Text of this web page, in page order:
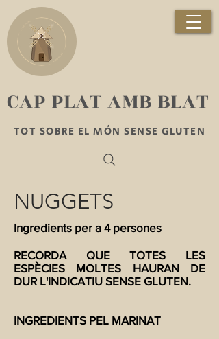
TOT SOBRE EL MÓN SENSE GLUTEN
​CAP PLAT AMB BLAT
NUGGETS
Ingredients per a 4 persones
RECORDA QUE TOTES LES
ESPÈCIES MOLTES HAURAN DE
DUR L'INDICATIU SENSE GLUTEN.
INGREDIENTS PEL MARINAT